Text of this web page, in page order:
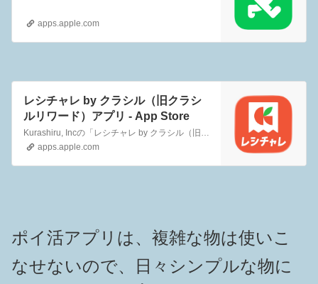
apps.apple.com
レシチャレ by クラシル（旧クラシ
ルリワード）アプリ - App Store
Kurashiru, Incの「レシチャレ by クラシル（旧クラシルリワード）」をApp Storeでダウンロードしてください。スクリーンショット、評価とレビュー、ユーザのヒント、「レシチャレ by クラシル（旧クラシルリワード）」に似たゲームを見ることなどができます。
apps.apple.com
ポイ活アプリは、複雑な物は使いこ
なせないので、日々シンプルな物に